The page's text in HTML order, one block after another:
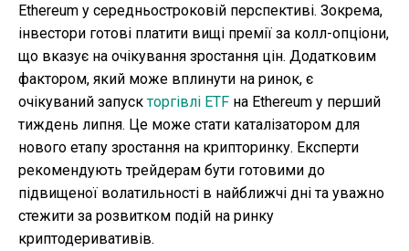
Ethereum у середньостроковій перспективі. Зокрема,
інвестори готові платити вищі премії за колл-опціони,
що вказує на очікування зростання цін. Додатковим
фактором, який може вплинути на ринок, є
очікуваний запускторгівлі ETF на Ethereum у перший
тиждень липня. Це може стати каталізатором для
нового етапу зростання на крипторинку. Експерти
рекомендують трейдерам бути готовими до
підвищеної волатильності в найближчі дні та уважно
стежити за розвитком подій на ринку
криптодеривативів.